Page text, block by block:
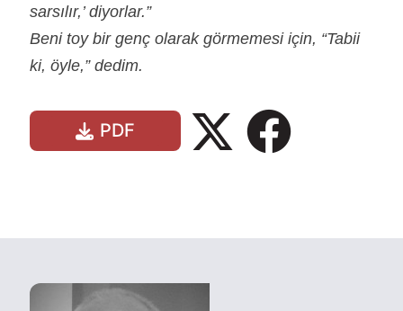
sarsılır,’ diyorlar.”
Beni toy bir genç olarak görmemesi için, “Tabii
ki, öyle,” dedim.
PDF